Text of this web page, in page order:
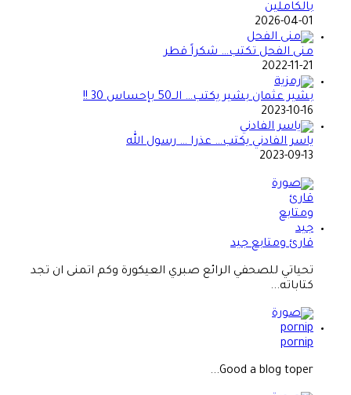
بالكاملين
2026-04-01
منى الفحل تكتب… شكراً قطر
2022-11-21
بشير عثمان بشير يكتب… الــ50 بإحساس 30 !!
2023-10-16
ياسر الفادني يكتب… عذرا … رسول الله
2023-09-13
قارئ ومتابع جيد
تحياتي للصحفي الرائع صبري العيكورة وكم اتمنى ان تجد
كتاباته...
pornip
Good a blog toper...